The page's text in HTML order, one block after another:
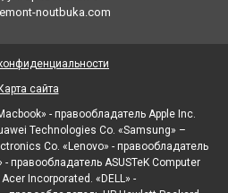
noutbuka.com
- правообладатель Apple Inc.
Technologies Co. «Samsung» –
Co. «Lenovo» - правообладатель
правообладатель ASUSTeK Computer
Incorporated. «DELL» -
Карта сайта